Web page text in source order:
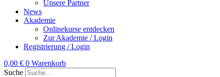
Unsere Partner
News
Akademie
Onlinekurse entdecken
Zur Akademie / Login
Registrierung / Login
0,00 € 0 Warenkorb
Suche